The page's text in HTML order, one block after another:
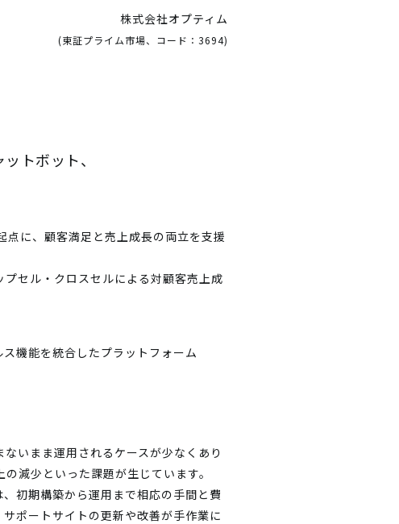
株式会社オプティム
(東証プライム市場、コード：3694)
トボット、
に、顧客満足と売上成長の両立を支援
セル・クロスセルによる対顧客売上成
いまま運用されるケースが少なくあり
減少といった課題が生じています。
初期構築から運用まで相応の手間と費
ポートサイトの更新や改善が手作業に